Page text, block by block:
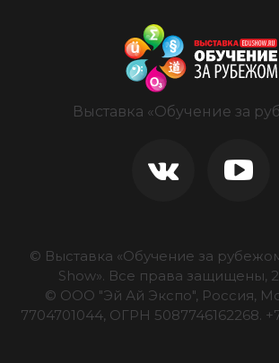
Выставка «Обучение за
© Выставка «Обучение за
Show». Все права защищены,
© ООО "Эй Ай Экспо", Россия,
7704701044, ОГРН 5087746162268.